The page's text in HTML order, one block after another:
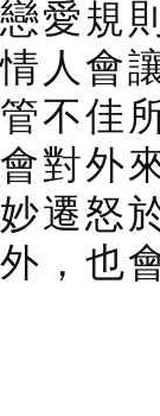
愛規
人會
不佳
對外
遷怒
，也